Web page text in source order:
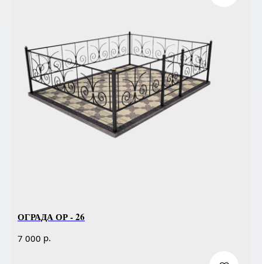
ОГРАДА ОР - 26
7 000 р.